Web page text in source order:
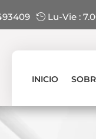
Lu-Vie :
INICIO